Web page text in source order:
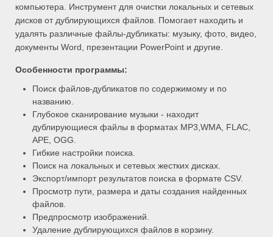
компьютера. Инструмент для очистки локальных и сетевых
дисков от дублирующихся файлов. Помогает находить и
удалять различные файлы-дубликаты: музыку, фото, видео,
документы Word, презентации PowerPoint и другие.
Особенности программы:
Поиск файлов-дубликатов по содержимому и по
названию.
Глубокое сканирование музыки - находит
дублирующиеся файлы в форматах MP3,WMA, FLAC,
APE, OGG.
Гибкие настройки поиска.
Поиск на локальных и сетевых жестких дисках.
Экспорт/импорт результатов поиска в формате CSV.
Просмотр пути, размера и даты создания найденных
файлов.
Предпросмотр изображений.
Удаление дублирующихся файлов в корзину.